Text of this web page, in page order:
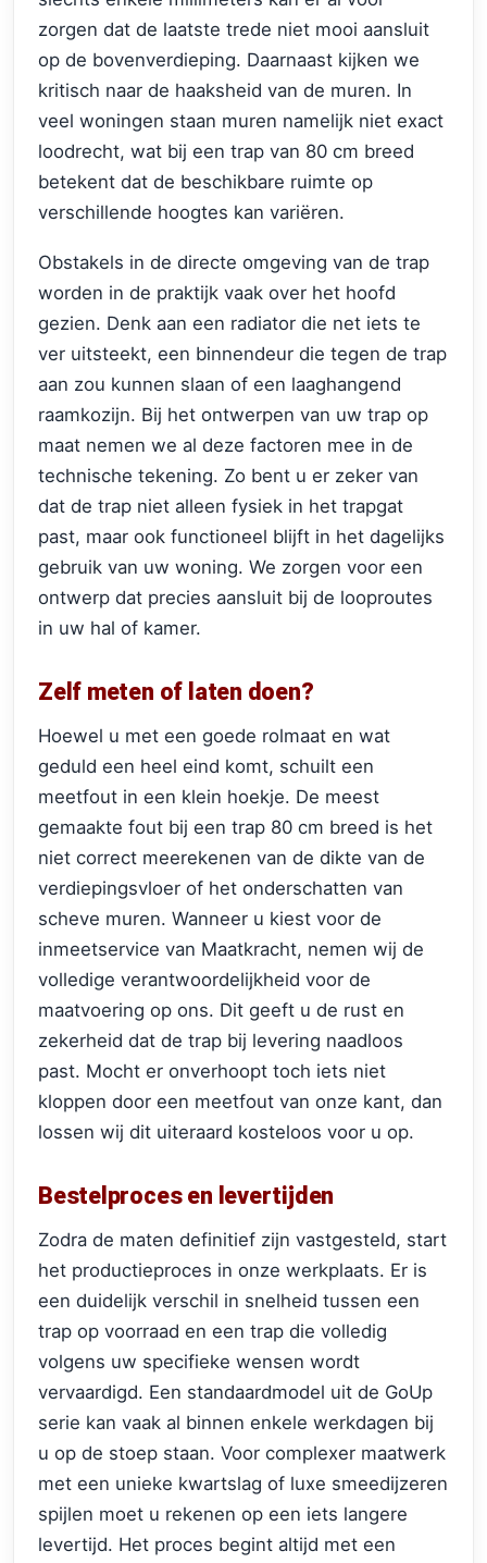
zorgen dat de laatste trede niet mooi aansluit
op de bovenverdieping. Daarnaast kijken we
kritisch naar de haaksheid van de muren. In
veel woningen staan muren namelijk niet exact
loodrecht, wat bij een trap van 80 cm breed
betekent dat de beschikbare ruimte op
verschillende hoogtes kan variëren.
Obstakels in de directe omgeving van de trap
worden in de praktijk vaak over het hoofd
gezien. Denk aan een radiator die net iets te
ver uitsteekt, een binnendeur die tegen de trap
aan zou kunnen slaan of een laaghangend
raamkozijn. Bij het ontwerpen van uw trap op
maat nemen we al deze factoren mee in de
technische tekening. Zo bent u er zeker van
dat de trap niet alleen fysiek in het trapgat
past, maar ook functioneel blijft in het dagelijks
gebruik van uw woning. We zorgen voor een
ontwerp dat precies aansluit bij de looproutes
in uw hal of kamer.
Zelf meten of laten doen?
Hoewel u met een goede rolmaat en wat
geduld een heel eind komt, schuilt een
meetfout in een klein hoekje. De meest
gemaakte fout bij een trap 80 cm breed is het
niet correct meerekenen van de dikte van de
verdiepingsvloer of het onderschatten van
scheve muren. Wanneer u kiest voor de
inmeetservice van Maatkracht, nemen wij de
volledige verantwoordelijkheid voor de
maatvoering op ons. Dit geeft u de rust en
zekerheid dat de trap bij levering naadloos
past. Mocht er onverhoopt toch iets niet
kloppen door een meetfout van onze kant, dan
lossen wij dit uiteraard kosteloos voor u op.
Bestelproces en levertijden
Zodra de maten definitief zijn vastgesteld, start
het productieproces in onze werkplaats. Er is
een duidelijk verschil in snelheid tussen een
trap op voorraad en een trap die volledig
volgens uw specifieke wensen wordt
vervaardigd. Een standaardmodel uit de GoUp
serie kan vaak al binnen enkele werkdagen bij
u op de stoep staan. Voor complexer maatwerk
met een unieke kwartslag of luxe smeedijzeren
spijlen moet u rekenen op een iets langere
levertijd. Het proces begint altijd met een